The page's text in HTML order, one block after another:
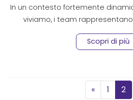
In un contesto fortemente
viviamo, i team
Scopri di più
Posts
« 1 2